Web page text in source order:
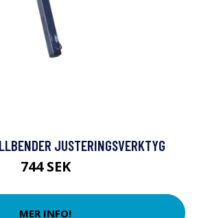
JUSTERINGSVERKTYG
744 SEK
MER INFO!